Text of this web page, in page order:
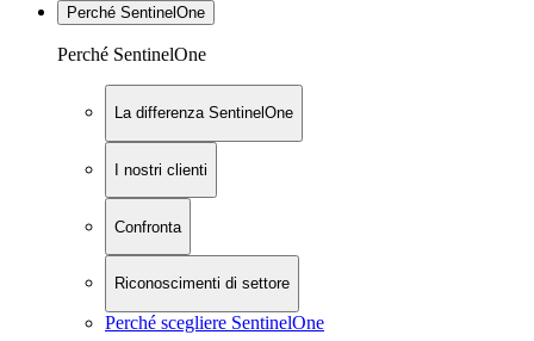
Perché SentinelOne
Perché SentinelOne
La differenza SentinelOne
I nostri clienti
Confronta
Riconoscimenti di settore
Perché scegliere SentinelOne